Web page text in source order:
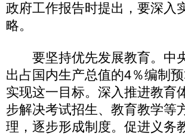
政府工作报告时提出，要深入
略。
要坚持优先发展教育。中
出占国内生产总值的4％编制
实现这一目标。深入推进教育
步解决考试招生、教育教学等
理，逐步形成制度。促进义务